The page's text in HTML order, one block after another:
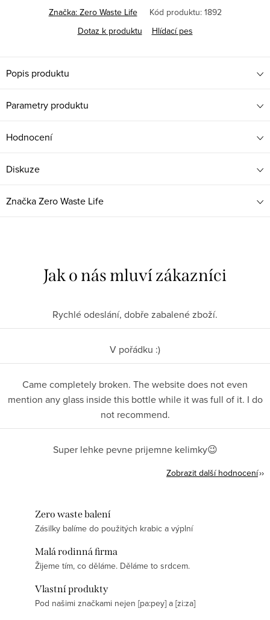
Značka: Zero Waste Life Kód produktu: 1892
Dotaz k produktu
Hlídací pes
Popis produktu
Parametry produktu
Hodnocení
Diskuze
ZnačkaZero Waste Life
Rychlé odeslání, dobře zabalené zboží.
V pořádku :)
Came completely broken. The website does not even
mention any glass inside this bottle while it was full of it. I do
not recommend.
Super lehke pevne prijemne kelimky😉
Zobrazit další hodnocení
Zero waste balení
Zásilky balíme do použitých krabic a výplní
Malá rodinná firma
Žijeme tím, co děláme. Děláme to srdcem.
Vlastní produkty
Pod našimi značkami nejen [pa:pey] a [zi:za]